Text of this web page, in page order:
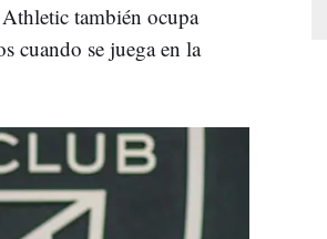
también ocupa
cuando se juega en la